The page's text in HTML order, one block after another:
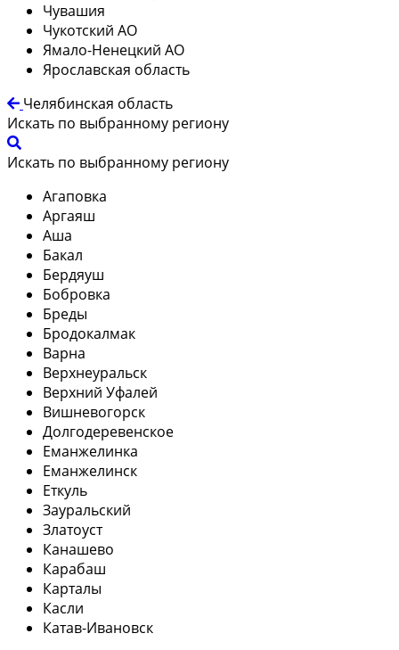
Чувашия
Чукотский АО
Ямало-Ненецкий АО
Ярославская область
Челябинская область
Искать по выбранному региону
Искать по выбранному региону
Агаповка
Аргаяш
Аша
Бакал
Бердяуш
Бобровка
Бреды
Бродокалмак
Варна
Верхнеуральск
Верхний Уфалей
Вишневогорск
Долгодеревенское
Еманжелинка
Еманжелинск
Еткуль
Зауральский
Златоуст
Канашево
Карабаш
Карталы
Касли
Катав-Ивановск